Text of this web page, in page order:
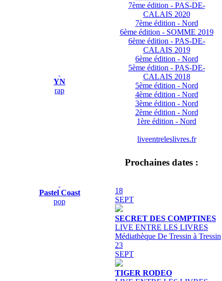
YN
rap
Pastel Coast
pop
7ème édition - PAS-DE-
CALAIS 2020
7ème édition - Nord
6ème édition - SOMME 2019
6ème édition - PAS-DE-
CALAIS 2019
6ème édition - Nord
5ème édition - PAS-DE-
CALAIS 2018
5ème édition - Nord
4ème édition - Nord
3ème édition - Nord
2ème édition - Nord
1ère édition - Nord
liveentreleslivres.fr
Prochaines dates :
18
SEPT
SECRET DES COMPTINES
LIVE ENTRE LES LIVRES
Médiathèque De Tressin à Tressin
23
SEPT
TIGER RODEO